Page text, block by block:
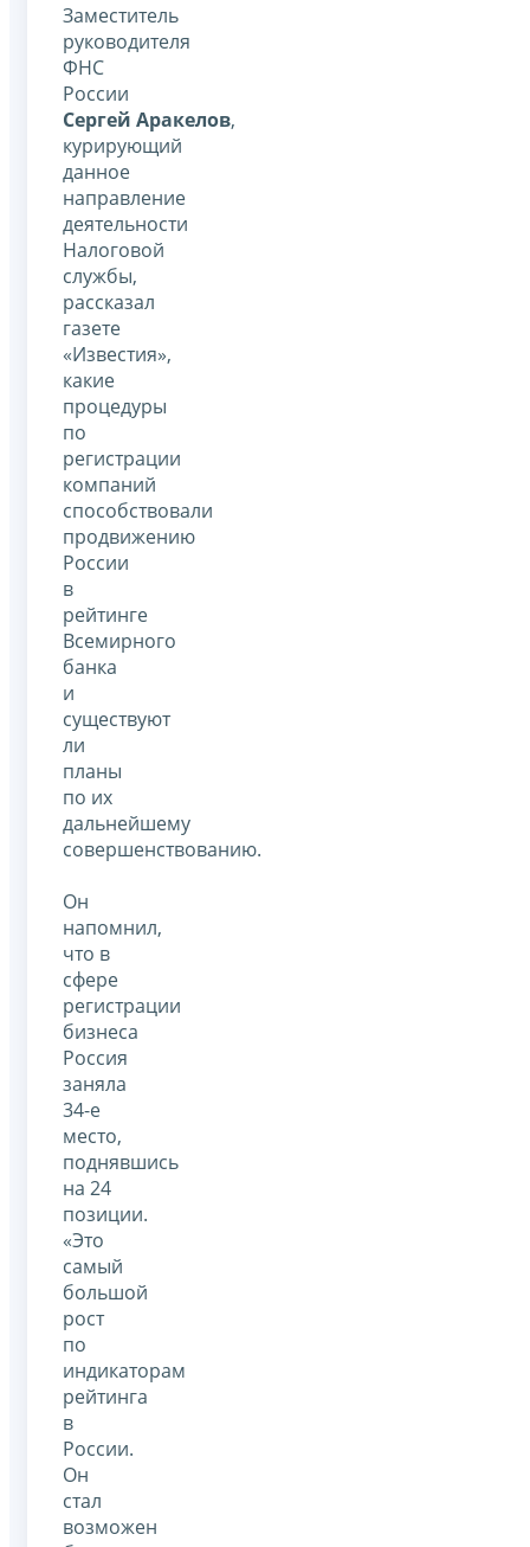
Заместитель
руководителя
ФНС
России
Сергей Аракелов,
курирующий
данное
направление
деятельности
Налоговой
службы,
рассказал
газете
«Известия»,
какие
процедуры
по
регистрации
компаний
способствовали
продвижению
России
в
рейтинге
Всемирного
банка
и
существуют
ли
планы
по их
дальнейшему
совершенствованию.
Он
напомнил,
что в
сфере
регистрации
бизнеса
Россия
заняла
34-е
место,
поднявшись
на 24
позиции.
«Это
самый
большой
рост
по
индикаторам
рейтинга
в
России.
Он
стал
возможен